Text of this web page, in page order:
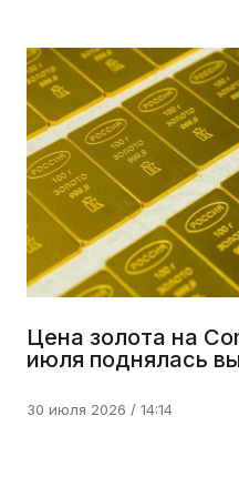
Цена золота на
июля поднялась
30 июля 2026 / 14:14